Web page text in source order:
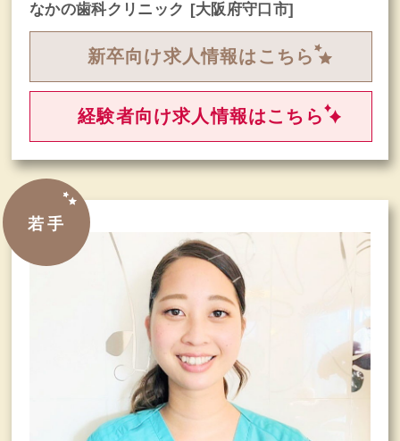
なかの歯科クリニック [大阪府守口市]
新卒向け求人情報はこちら
経験者向け求人情報はこちら
若手